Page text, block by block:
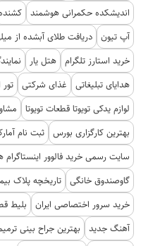
اندیشکده حکمرانی هوشمند
آپ تیون دریافت طلای آبشده از
خرید استارز تلگرام هتل یار
هدایای تبلیغاتی
غذای شرکتی
لوازم یدکی تویوتا قطعات تویوتا
بهترین کارگزاری بورس
ثبت نام
سایت رسمی خرید فالوور اینستاگرام
گاوصندوق خانگی تاریخچه پلاک
خرید سرور اختصاصی ایران
بلیط
آهنگ جدید
بهترین جراح بینی